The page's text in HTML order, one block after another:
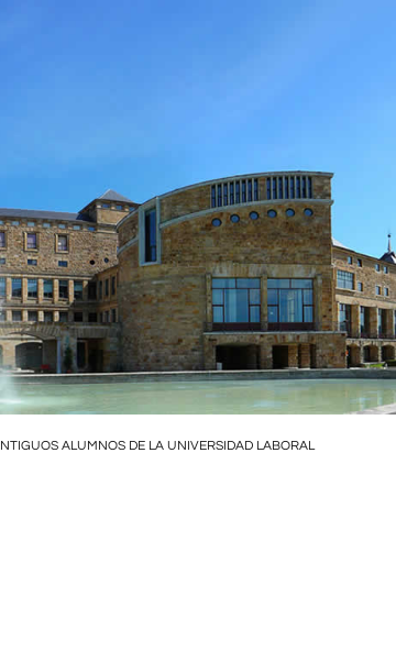
ALUMNOS DE LA UNIVERSIDAD LABORAL